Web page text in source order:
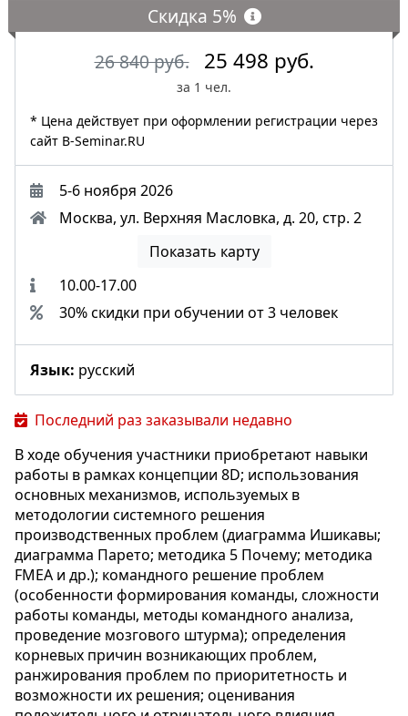
Скидка 5%
26 840 руб.
25 498 руб.
за 1 чел.
* Цена действует при оформлении регистрации через
сайт B-Seminar.RU
5-6 ноября 2026
Москва, ул. Верхняя Масловка, д. 20, стр. 2
Показать карту
10.00-17.00
30% скидки при обучении от 3 человек
Язык: русский
Последний раз заказывали недавно
В ходе обучения участники приобретают навыки
работы в рамках концепции 8D; использования
основных механизмов, используемых в
методологии системного решения
производственных проблем (диаграмма Ишикавы;
диаграмма Парето; методика 5 Почему; методика
FMEA и др.); командного решение проблем
(особенности формирования команды, сложности
работы команды, методы командного анализа,
проведение мозгового штурма); определения
корневых причин возникающих проблем,
ранжирования проблем по приоритетность и
возможности их решения; оценивания